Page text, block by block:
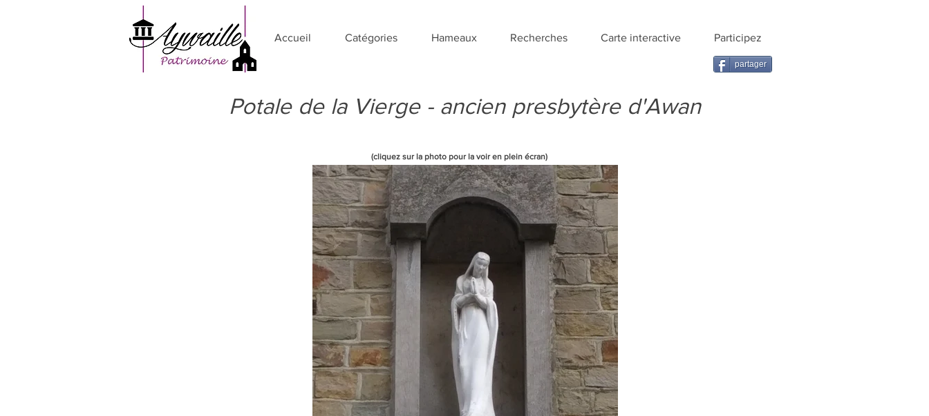
Accueil Catégories Hameaux Recherches Carte interactive Participez
partager
Potale de la Vierge - ancien presbytère d'Awan
(cliquez sur la photo pour la voir en plein écran)